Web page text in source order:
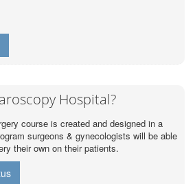
Hospital?
course is created and designed in a
surgeons & gynecologists will be able
their own on their patients.